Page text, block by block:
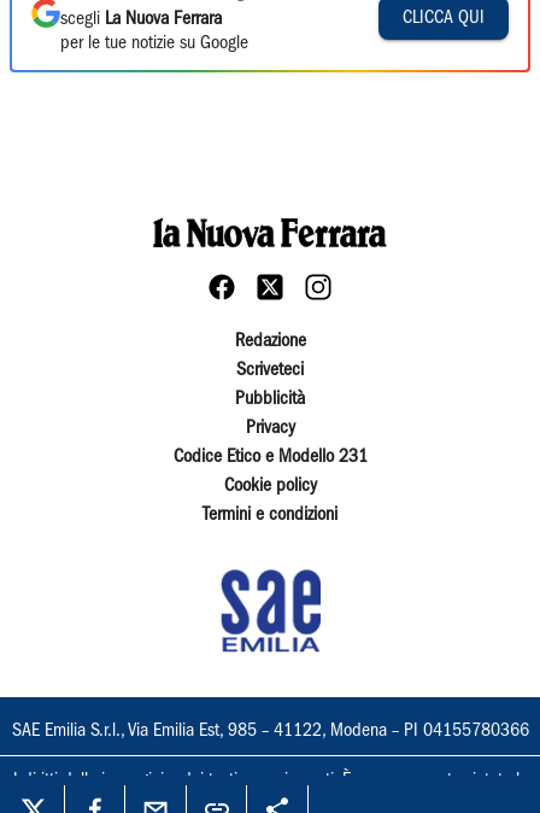
scegli La Nuova Ferrara
per le tue notizie su Google
CLICCA QUI
Redazione
Scriveteci
Pubblicità
Privacy
Codice Etico e Modello 231
Cookie policy
Termini e condizioni
SAE Emilia S.r.l., Via Emilia Est, 985 – 41122, Modena – PI 04155780366
I diritti delle immagini e dei testi sono riservati. È espressamente vietata la
loro riproduzione con qualsiasi mezzo e l'adattamento totale o parziale.